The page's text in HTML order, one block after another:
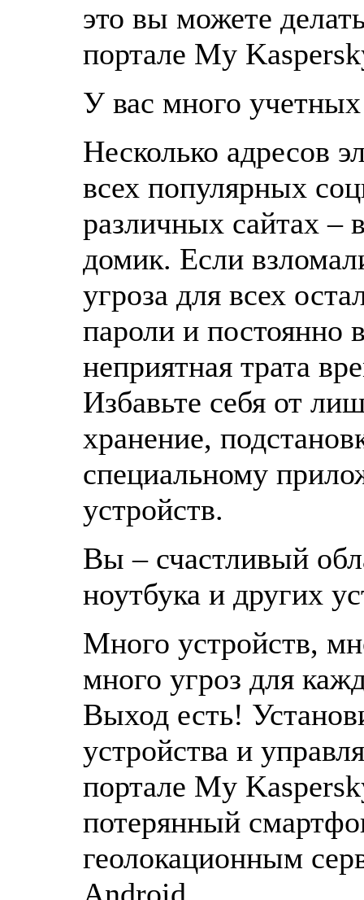
это вы можете
портале My
У вас много
Несколько адресов
всех популярных
различных сайтах –
домик. Если
угроза для всех
пароли и постоянно
неприятная трата
Избавьте себя от
хранение,
специальному
устройств.
Вы – счастливый
ноутбука и других
Много устройств,
много угроз для
Выход есть!
устройства и
портале My
потерянный
геолокационным